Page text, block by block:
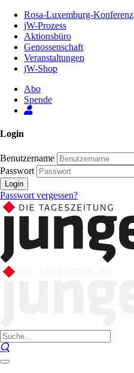
Inhalt
Seite
Rosa-Luxemburg-Konferenz
jW-Prozess
Aktionsbüro
Genossenschaft
Veranstaltungen
jW-Shop
Abo
Spende
Login
Benutzername
Passwort
Login
Passwort vergessen?